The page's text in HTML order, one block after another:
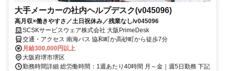
大手メーカーの社内ヘルプデスク(v045096)
高月収×働きやすさ／土日祝休み／残業なし/v045096
SCSKサービスウェア株式会社 大阪PrimeDesk
交通・アクセス 南海バス 協和町か高砂町から徒歩7分
月給300,000円以上
大阪府堺市堺区
勤務時間詳細 総労働時間：1週あたり40時間 月～金｜週5日勤務 下記